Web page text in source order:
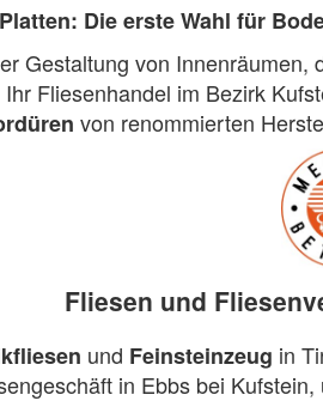
Die erste Wahl für
Gestaltung von
Fliesenhandel im Bezirk
von renommierten
Fliesen und
und Feinsteinzeug in
in Ebbs bei